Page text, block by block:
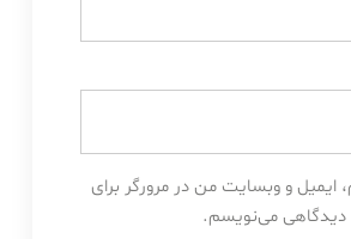
ایمیل و وبسایت من در مرورگر برای
دیدگاهی می‌نویسم.